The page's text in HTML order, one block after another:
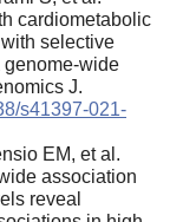
cardiometabolic
selective
genome-wide
J.
s41397-021-
EM, et al.
association
reveal